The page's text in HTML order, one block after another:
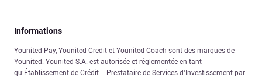
Informations
Younited Pay, Younited Credit et Younited Coach sont des marques de
Younited. Younited S.A. est autorisée et réglementée en tant
qu’Établissement de Crédit – Prestataire de Services d’Investissement par